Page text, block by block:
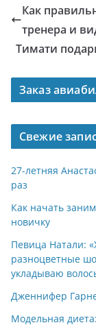
Как
тренера и
Тимати
Заказ
Свежие
27-летняя
раз
Как начать
новичку
Певица Натали:
разноцветные
укладываю
Дженнифер
Модельная